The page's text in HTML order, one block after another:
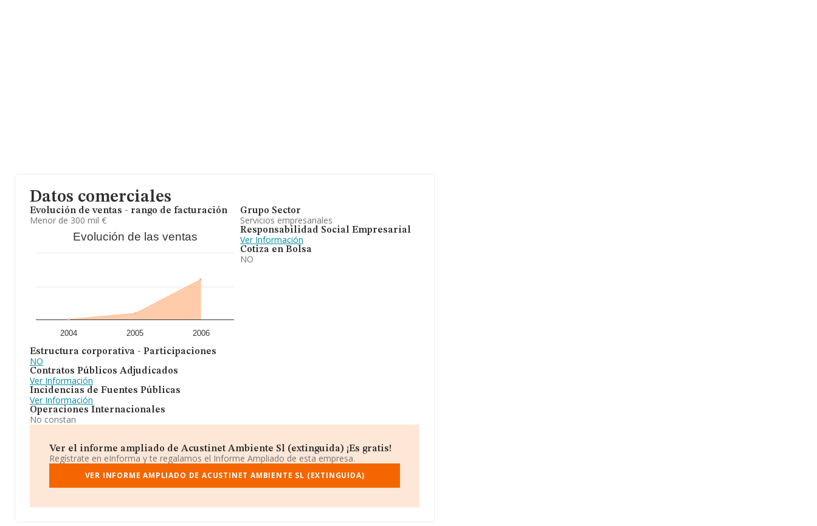
Datos comerciales
Evolución de ventas - rango de facturación
Menor de 300 mil €
Evolución de las ventas
2004 2005 2006
Estructura corporativa - Participaciones
NO
Contratos Públicos Adjudicados
Ver Información
Incidencias de Fuentes Públicas
Ver Información
Operaciones Internacionales
No constan
Grupo Sector
Servicios empresariales
Responsabilidad Social Empresarial
Ver Información
Cotiza en Bolsa
NO
Ver el informe ampliado de Acustinet Ambiente Sl (extinguida) ¡Es gratis!
Regístrate en eInforma y te regalamos el Informe Ampliado de esta empresa.
VER INFORME AMPLIADO DE ACUSTINET AMBIENTE SL (EXTINGUIDA)